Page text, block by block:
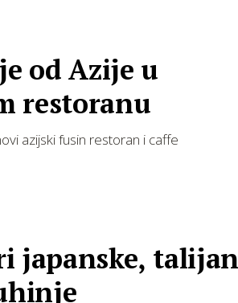
od Azije u
restoranu
azijski fusin restoran i caffe
japanske,